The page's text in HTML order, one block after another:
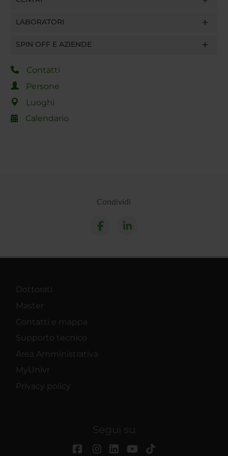
LABORATORI
SPIN OFF E AZIENDE
Contatti
Persone
Luoghi
Calendario
Condividi
Dottorati
Master
Contatti e mappa
Supporto tecnico
Area Amministrativa
MyUnivr
Privacy policy
Segui su